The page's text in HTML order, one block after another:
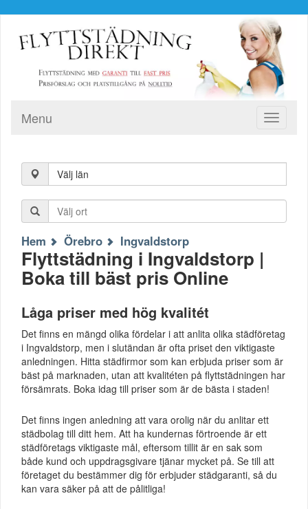
Toggle
Menu
Välj län
Hem Örebro Ingvaldstorp
Flyttstädning i Ingvaldstorp |
Boka till bäst pris Online
Låga priser med hög kvalitét
Det finns en mängd olika fördelar i att anlita olika städföretag
i Ingvaldstorp, men i slutändan är ofta priset den viktigaste
anledningen. Hitta städfirmor som kan erbjuda priser som är
bäst på marknaden, utan att kvalitéten på flyttstädningen har
försämrats. Boka idag till priser som är de bästa i staden!
Det finns ingen anledning att vara orolig när du anlitar ett
städbolag till ditt hem. Att ha kundernas förtroende är ett
städföretags viktigaste mål, eftersom tillit är en sak som
både kund och uppdragsgivare tjänar mycket på. Se till att
företaget du bestämmer dig för erbjuder städgaranti, så du
kan vara säker på att de pålitliga!